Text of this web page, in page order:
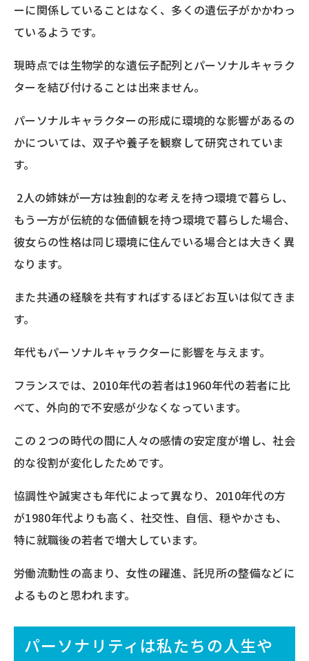
ーに関係していることはなく、多くの遺伝子がかかわっ
ているようです。
現時点では生物学的な遺伝子配列とパーソナルキャラク
ターを結び付けることは出来ません。
パーソナルキャラクターの形成に環境的な影響があるの
かについては、双子や養子を観察して研究されていま
す。
2人の姉妹が一方は独創的な考えを持つ環境で暮らし、
もう一方が伝統的な価値観を持つ環境で暮らした場合、
彼女らの性格は同じ環境に住んでいる場合とは大きく異
なります。
また共通の経験を共有すればするほどお互いは似てきま
す。
年代もパーソナルキャラクターに影響を与えます。
フランスでは、2010年代の若者は1960年代の若者に比
べて、外向的で不安感が少なくなっています。
この２つの時代の間に人々の感情の安定度が増し、社会
的な役割が変化したためです。
協調性や誠実さも年代によって異なり、2010年代の方
が1980年代よりも高く、社交性、自信、穏やかさも、
特に就職後の若者で増大しています。
労働流動性の高まり、女性の躍進、託児所の整備などに
よるものと思われます。
パーソナリティは私たちの人生や